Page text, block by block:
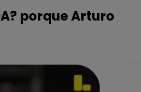
porque Arturo